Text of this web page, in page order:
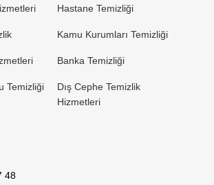
Hastane Temizliği
Kamu Kurumları Temizliği
Banka Temizliği
Temizliği
Dış Cephe Temizlik
Hizmetleri
48